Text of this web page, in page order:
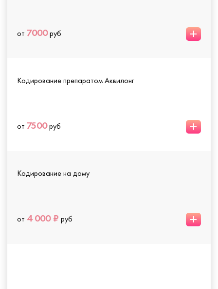
от 7000руб +
Кодирование препаратом Аквилонг
от 7500руб +
Кодирование на дому
от 4 000 ₽ руб +